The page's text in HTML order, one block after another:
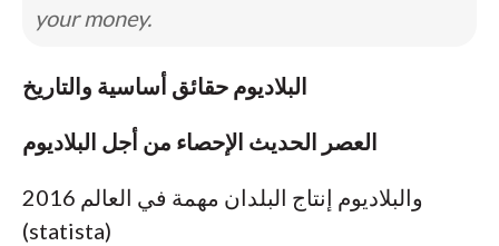
your money.
البلاديوم حقائق أساسية والتاريخ
العصر الحديث الإحصاء من أجل البلاديوم
والبلاديوم إنتاج البلدان مهمة في العالم 2016
(statista)